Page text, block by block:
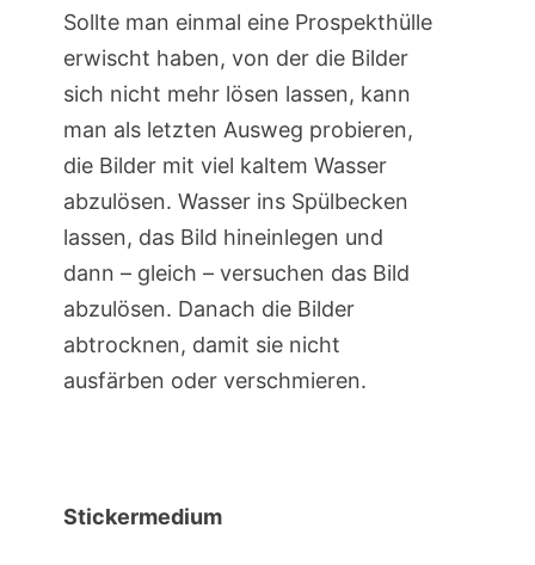
Sollte man einmal eine Prospekthülle
erwischt haben, von der die Bilder
sich nicht mehr lösen lassen, kann
man als letzten Ausweg probieren,
die Bilder mit viel kaltem Wasser
abzulösen. Wasser ins Spülbecken
lassen, das Bild hineinlegen und
dann – gleich – versuchen das Bild
abzulösen. Danach die Bilder
abtrocknen, damit sie nicht
ausfärben oder verschmieren.
Stickermedium